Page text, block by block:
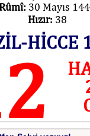
Rûmî: 30 Mayıs
Hızır: 38
HİCCE